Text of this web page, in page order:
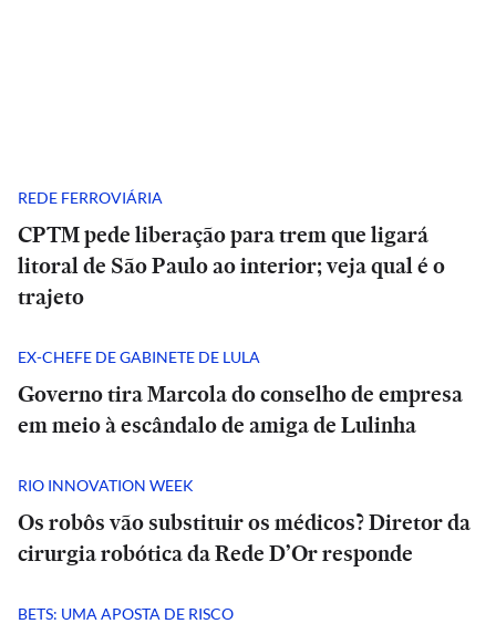
REDE FERROVIÁRIA
CPTM pede liberação para trem que ligará
litoral de São Paulo ao interior; veja qual é o
trajeto
EX-CHEFE DE GABINETE DE LULA
Governo tira Marcola do conselho de empresa
em meio à escândalo de amiga de Lulinha
RIO INNOVATION WEEK
Os robôs vão substituir os médicos? Diretor da
cirurgia robótica da Rede D’Or responde
BETS: UMA APOSTA DE RISCO